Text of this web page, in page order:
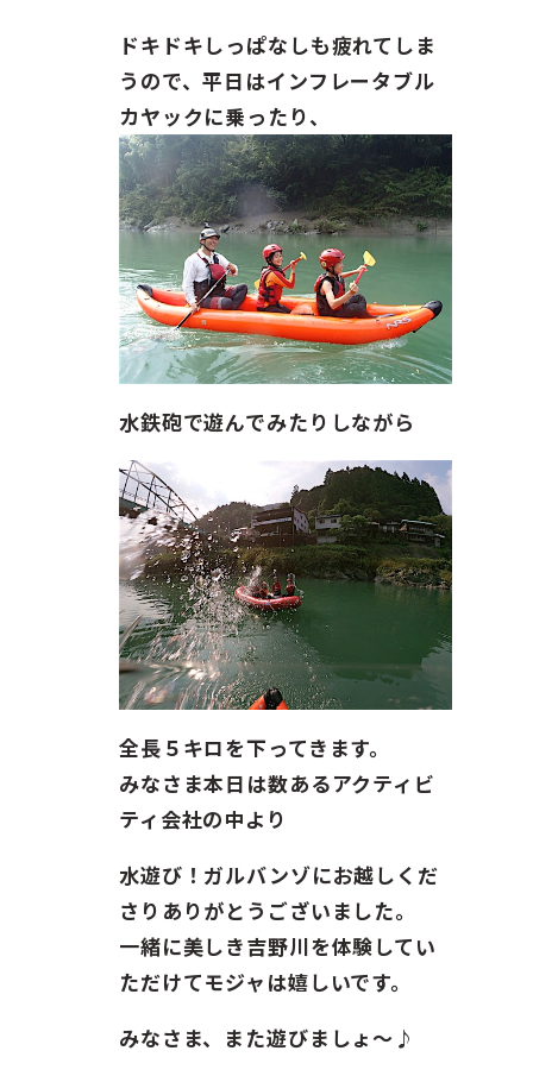
ドキドキしっぱなしも疲れてしま
うので、平日はインフレータブル
カヤックに乗ったり、
水鉄砲で遊んでみたりしながら
全長５キロを下ってきます。
みなさま本日は数あるアクティビ
ティ会社の中より
水遊び！ガルバンゾにお越しくだ
さりありがとうございました。
一緒に美しき吉野川を体験してい
ただけてモジャは嬉しいです。
みなさま、また遊びましょ〜♪